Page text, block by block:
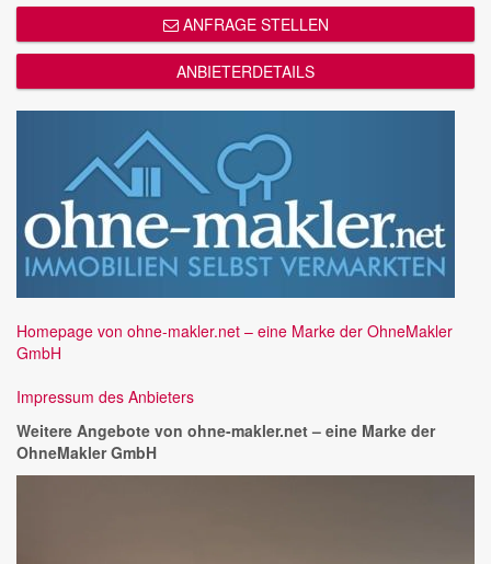
ANFRAGE STELLEN
ANBIETERDETAILS
Homepage von ohne-makler.net – eine Marke der OhneMakler
GmbH
Impressum des Anbieters
Weitere Angebote von ohne-makler.net – eine Marke der
OhneMakler GmbH